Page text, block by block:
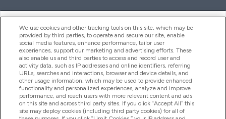
ヘルプ＆ガイド
商品について
会社概要
We use cookies and other tracking tools on this site, which may be
provided by third parties, to operate and secure our site, enable
social media features, enhance performance, tailor user
experiences, support our marketing and advertising efforts. These
also enable us and third parties to access and record user and
activity data, such as IP addresses and online identifiers, referring
URLs, searches and interactions, browser and device details, and
other usage information, which may be used to provide enhanced
functionality and personalized experiences, analyze and improve
performance, and reach users with more relevant content and ads
on this site and across third party sites. If you click “Accept All” this
site may deploy cookies (including third party cookies) for all of